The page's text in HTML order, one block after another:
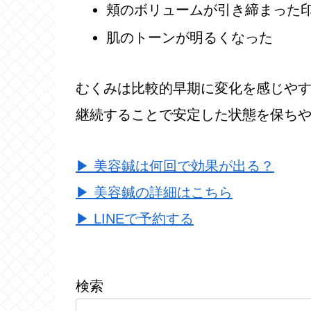
頬のボリュームが引き締まった
肌のトーンが明るくなった
むくみは比較的早期に変化を感じや
継続することで安定した状態を保ち
▶ 美容鍼は何回で効果が出る？
▶ 美容鍼の詳細はこちら
▶ LINEで予約する
検索